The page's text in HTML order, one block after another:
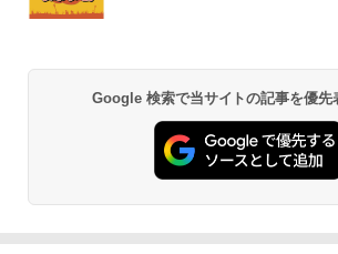
￥6,831
PYKES PEAK (パイク
ト プライバシー テント
人用 折りたたみ 防災グ
易 トイレテント (ブラ
-08EX カーキ ソロキャ
レーム テント
Google 検索で当サイトの記事を優先